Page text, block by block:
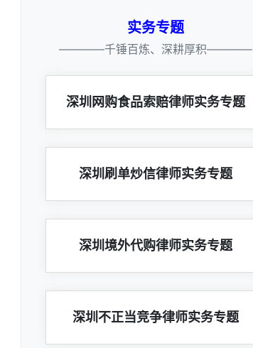
实务专题
————千锤百炼、深耕厚积————
深圳网购食品索赔律师实务专题
深圳刷单炒信律师实务专题
深圳境外代购律师实务专题
深圳不正当竞争律师实务专题